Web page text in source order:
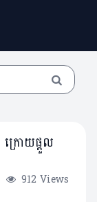
រោយផ្តួល
912 Views